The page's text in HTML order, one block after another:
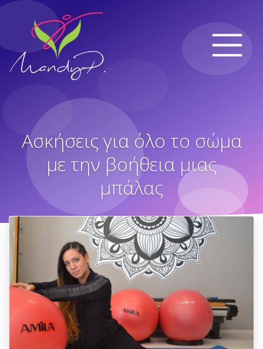
Ασκήσεις για όλο το σώμα
με την βοήθεια μιας
μπάλας